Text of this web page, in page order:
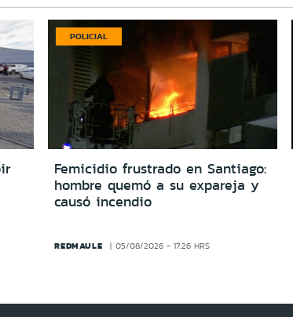
POLICIAL
Femicidio frustrado en Santiago:
hombre quemó a su expareja y
causó incendio
REDMAULE 05/08/2026 - 17:26 HRS